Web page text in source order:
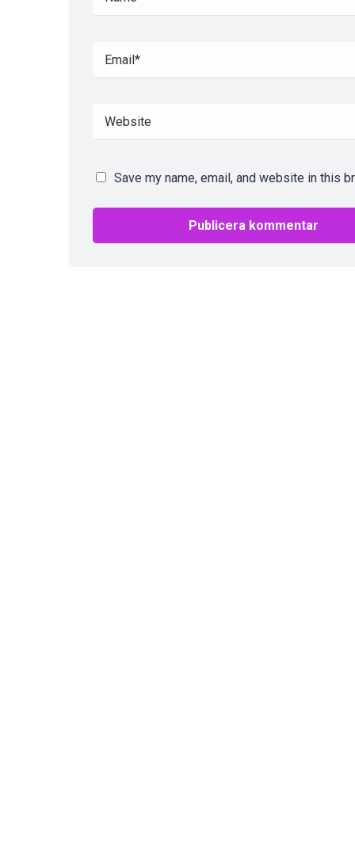
Save my name, email, and website in this